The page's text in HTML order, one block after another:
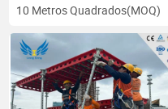
10 Metros Quadrados(MOQ)